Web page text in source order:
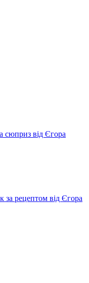
сюприз від Єгора
за рецептом від Єгора